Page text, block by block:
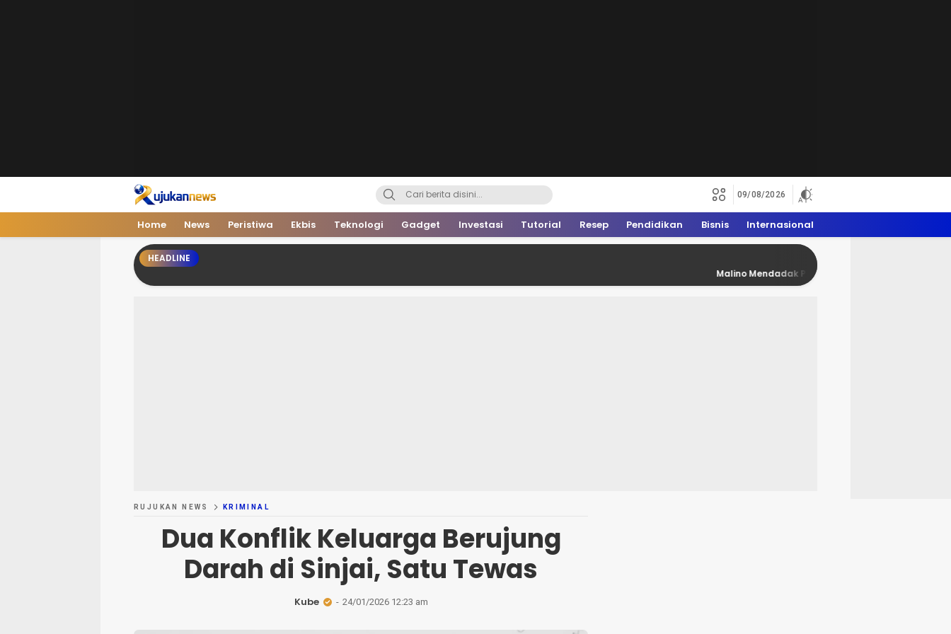
09/08/2026
Home News Peristiwa Ekbis Teknologi Gadget Investasi Tutorial Resep Pendidikan Bisnis Internasional
HEADLINE
Malino Mendadak Penuh Rider Trail, WAM 2026 Dongkrak
RUJUKAN NEWS KRIMINAL
Dua Konflik Keluarga Berujung
Darah di Sinjai, Satu Tewas
Kube 24/01/2026 12:23 am